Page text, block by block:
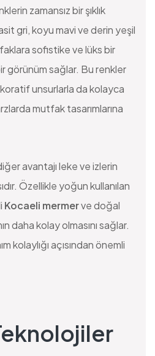
zamansız bir şıklık
gri, koyu mavi ve derin yeşil
sofistike ve lüks bir
görünüm sağlar. Bu renkler
unsurlarla da kolayca
mutfak tasarımlarına
avantajı leke ve izlerin
Özellikle yoğun kullanılan
Kocaeli mermerve doğal
daha kolay olmasını sağlar.
kolaylığı açısından önemli